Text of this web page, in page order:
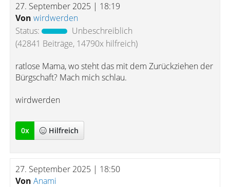
27. September 2025 | 18:19
Von wirdwerden
Status:
Unbeschreiblich
(42841 Beiträge, 14790x hilfreich)
ratlose Mama, wo steht das mit dem Zurückziehen der
Bürgschaft? Mach mich schlau.
wirdwerden
0x Hilfreich
27. September 2025 | 18:50
Von Anami